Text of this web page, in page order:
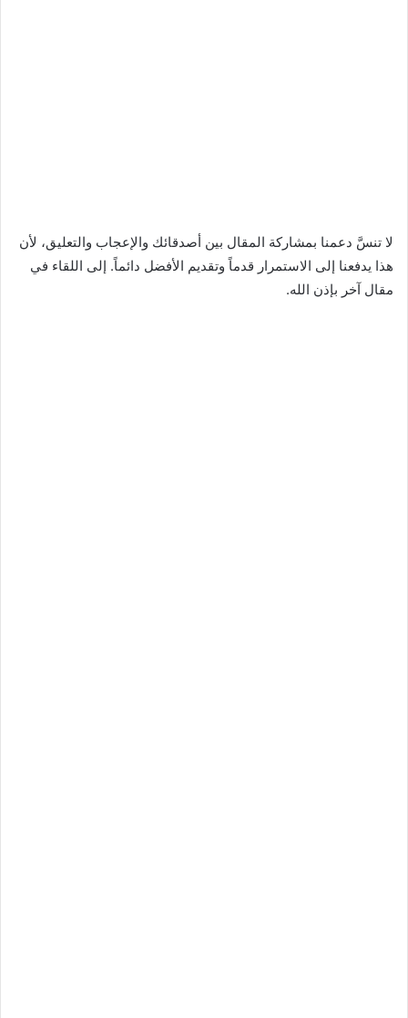
لا تنسَّ دعمنا بمشاركة المقال بين أصدقائك والإعجاب والتعليق، لأن
هذا يدفعنا إلى الاستمرار قدماً وتقديم الأفضل دائماً. إلى اللقاء في
مقال آخر بإذن الله.